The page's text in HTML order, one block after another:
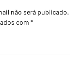
não será publicado.
com *